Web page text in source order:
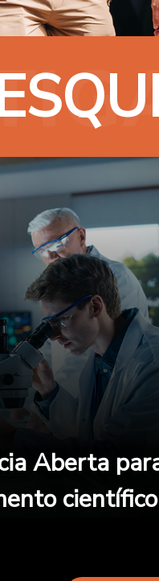
Aberta
científico